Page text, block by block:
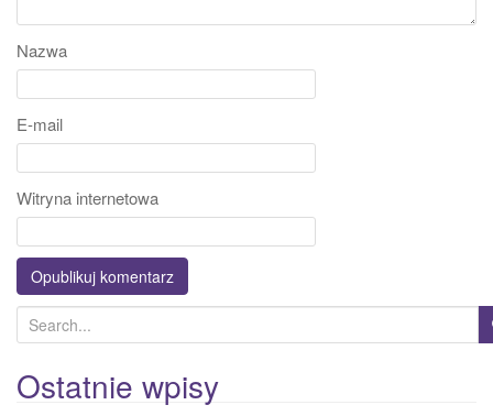
Nazwa
E-mail
Witryna internetowa
e
a
r
Ostatnie wpisy